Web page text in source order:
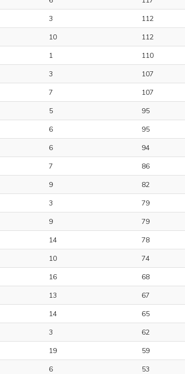
3 112
10 112
1 110
3 107
7 107
5 95
6 95
6 94
7 86
9 82
3 79
9 79
14 78
10 74
16 68
13 67
14 65
3 62
19 59
6 53